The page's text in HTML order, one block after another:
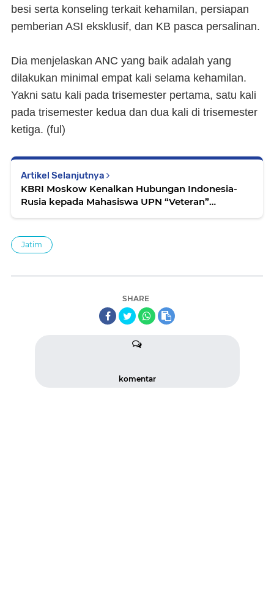
besi serta konseling terkait kehamilan, persiapan
pemberian ASI eksklusif, dan KB pasca persalinan.
Dia menjelaskan ANC yang baik adalah yang
dilakukan minimal empat kali selama kehamilan.
Yakni satu kali pada trisemester pertama, satu kali
pada trisemester kedua dan dua kali di trisemester
ketiga. (ful )
Artikel Selanjutnya
KBRI Moskow Kenalkan Hubungan Indonesia-
Rusia kepada Mahasiswa UPN “Veteran”
Jatim
SHARE
komentar